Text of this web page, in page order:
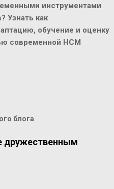
инструментами
Узнать как
обучение и оценку
современной HCM
блога
дружественным